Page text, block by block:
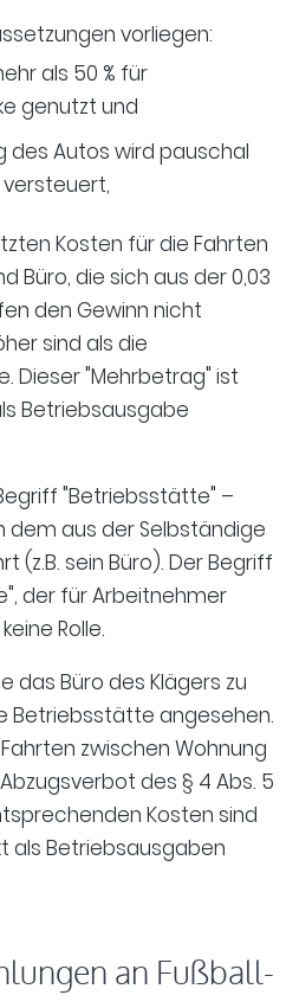
vorliegen:
als 50 % für
genutzt und
des Autos wird pauschal
versteuert,
Kosten für die Fahrten
Büro, die sich aus der 0,03
den Gewinn nicht
sind als die
Dieser "Mehrbetrag" ist
Betriebsausgabe
"Betriebsstätte" –
dem aus der Selbständige
(z.B. sein Büro). Der Begriff
der für Arbeitnehmer
Rolle.
das Büro des Klägers zu
Betriebsstätte angesehen.
zwischen Wohnung
des § 4 Abs. 5
Kosten sind
als Betriebsausgaben
an Fußball-